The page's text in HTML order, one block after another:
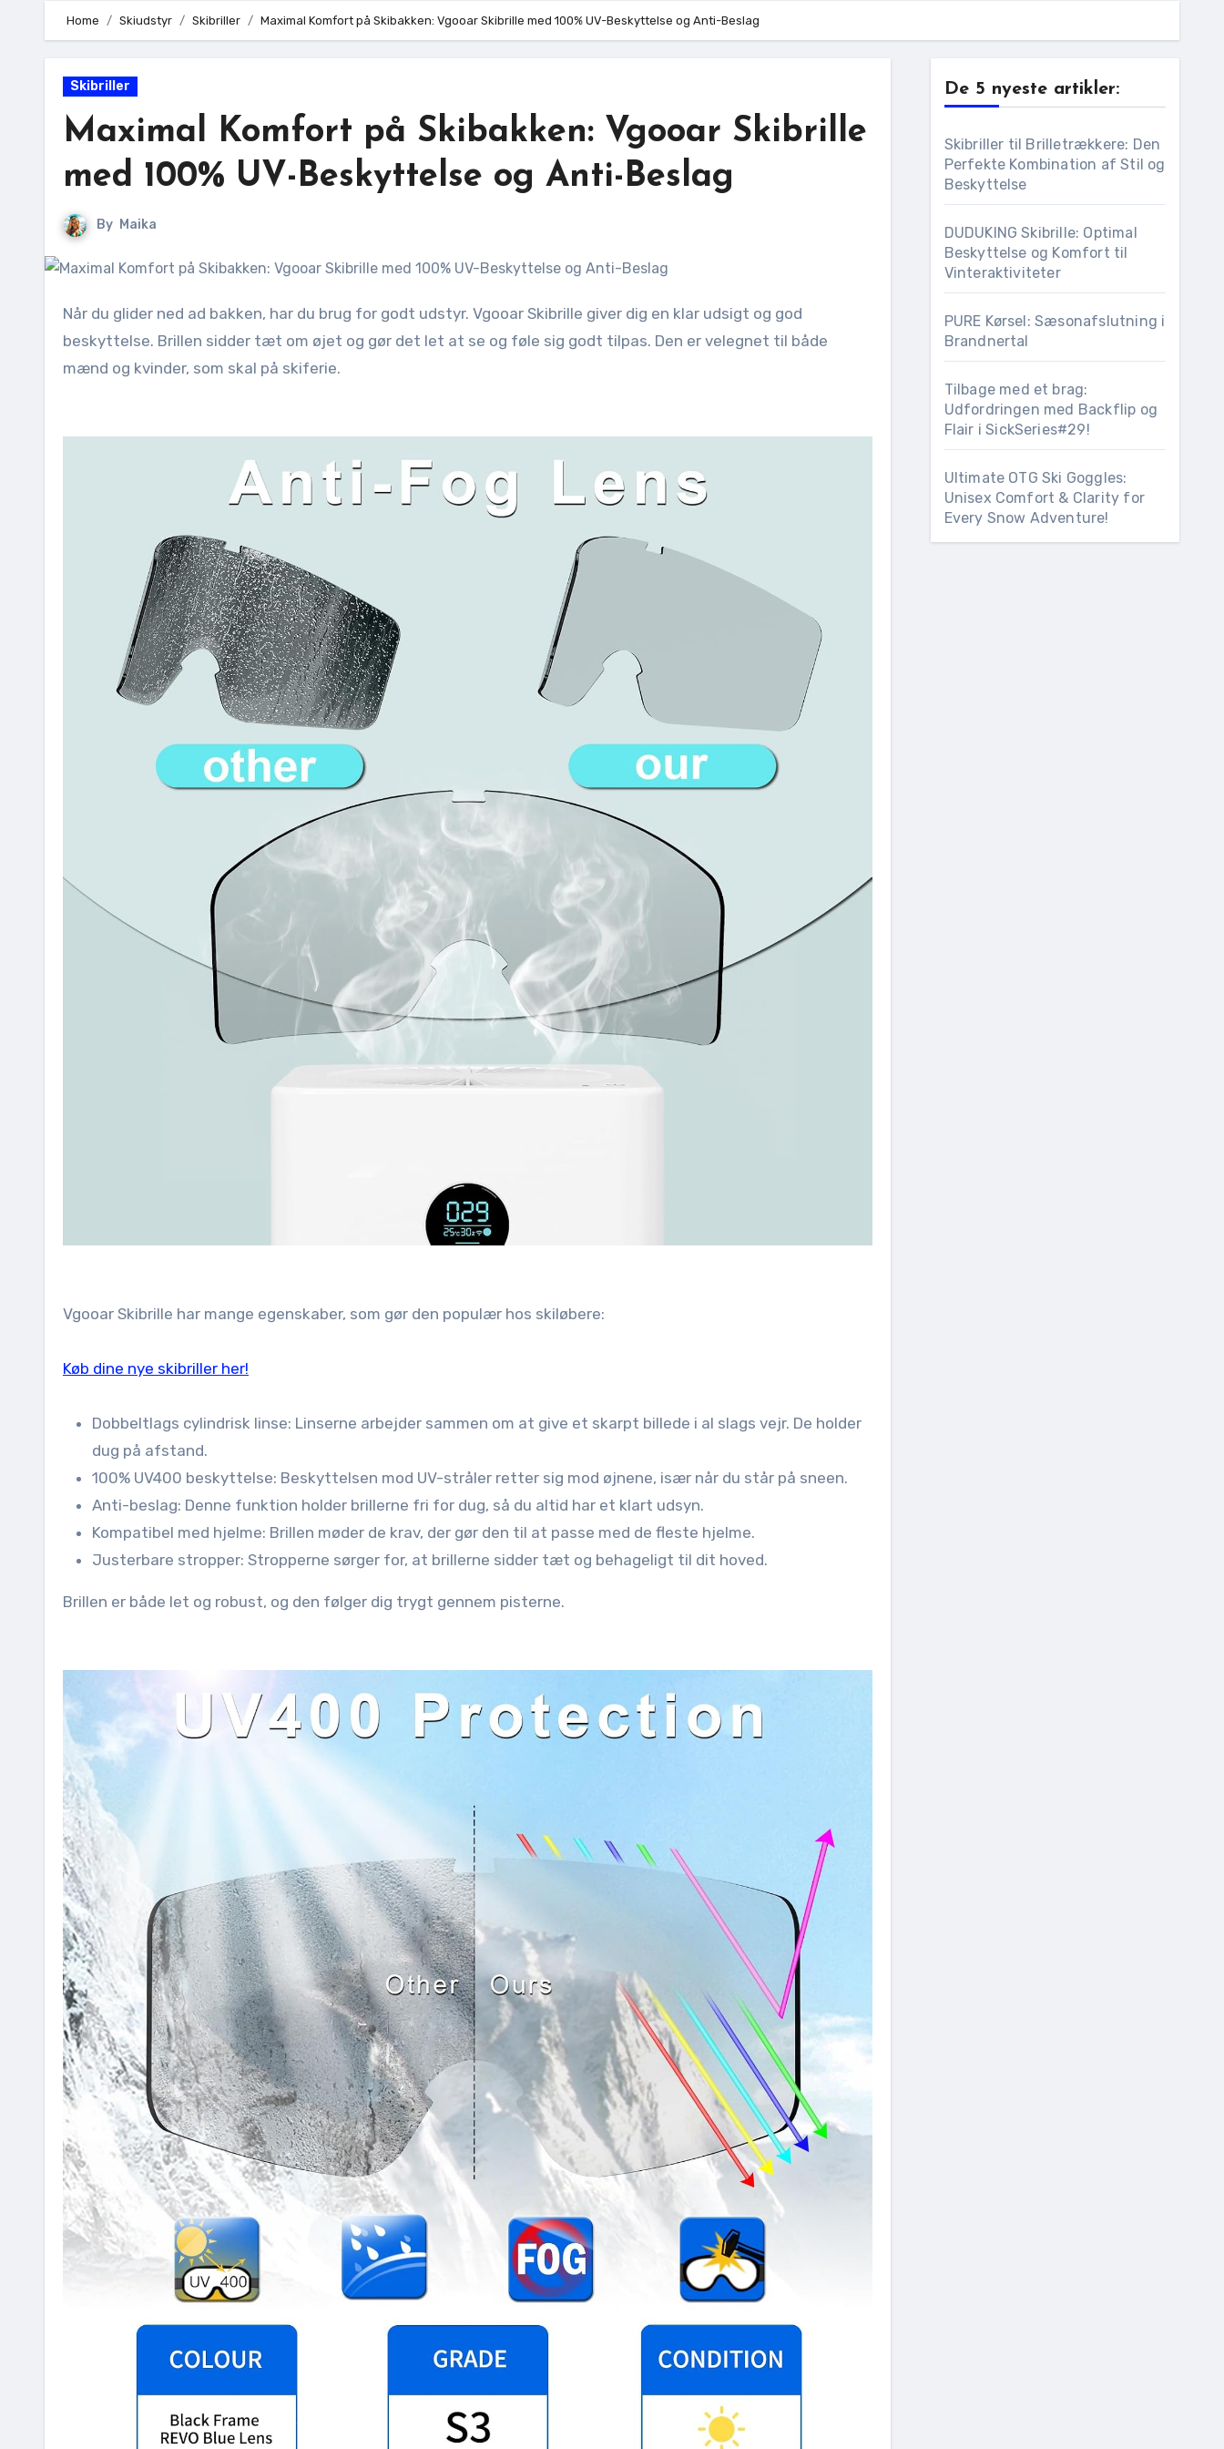
Home Skiudstyr Skibriller Maximal Komfort på Skibakken: Vgooar Skibrille med 100% UV-Beskyttelse og Anti-Beslag
Skibriller
Maximal Komfort på Skibakken: Vgooar Skibrille
med 100% UV-Beskyttelse og Anti-Beslag
By Maika
Når du glider ned ad bakken, har du brug for godt udstyr. Vgooar Skibrille giver dig en klar udsigt og god
beskyttelse. Brillen sidder tæt om øjet og gør det let at se og føle sig godt tilpas. Den er velegnet til både
mænd og kvinder, som skal på skiferie.
Vgooar Skibrille har mange egenskaber, som gør den populær hos skiløbere:
Køb dine nye skibriller her!
Dobbeltlags cylindrisk linse: Linserne arbejder sammen om at give et skarpt billede i al slags vejr. De holder
dug på afstand.
100% UV400 beskyttelse: Beskyttelsen mod UV-stråler retter sig mod øjnene, især når du står på sneen.
Anti-beslag: Denne funktion holder brillerne fri for dug, så du altid har et klart udsyn.
Kompatibel med hjelme: Brillen møder de krav, der gør den til at passe med de fleste hjelme.
Justerbare stropper: Stropperne sørger for, at brillerne sidder tæt og behageligt til dit hoved.
Brillen er både let og robust, og den følger dig trygt gennem pisterne.
De 5 nyeste artikler:
Skibriller til Brilletrækkere: Den
Perfekte Kombination af Stil og
Beskyttelse
DUDUKING Skibrille: Optimal
Beskyttelse og Komfort til
Vinteraktiviteter
PURE Kørsel: Sæsonafslutning i
Brandnertal
Tilbage med et brag:
Udfordringen med Backflip og
Flair i SickSeries#29!
Ultimate OTG Ski Goggles:
Unisex Comfort & Clarity for
Every Snow Adventure!